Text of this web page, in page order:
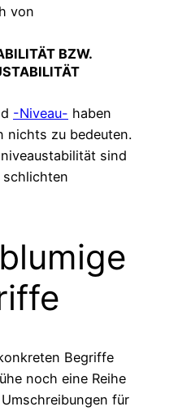
von
BZW.
-Niveau- haben
nichts zu bedeuten.
sind
schlichten
Begriffe
noch eine Reihe
für